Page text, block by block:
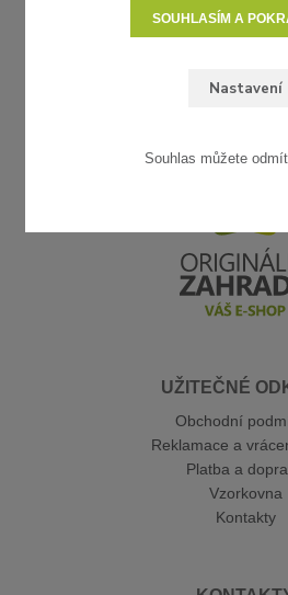
UŽITEČNÉ
Obchodní
Reklamace a
Platba a
Vzorkovna
Kontakty
Nastavení
SOUHLASÍM A
Souhlas můžete